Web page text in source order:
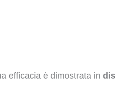
efficacia è dimostrata in